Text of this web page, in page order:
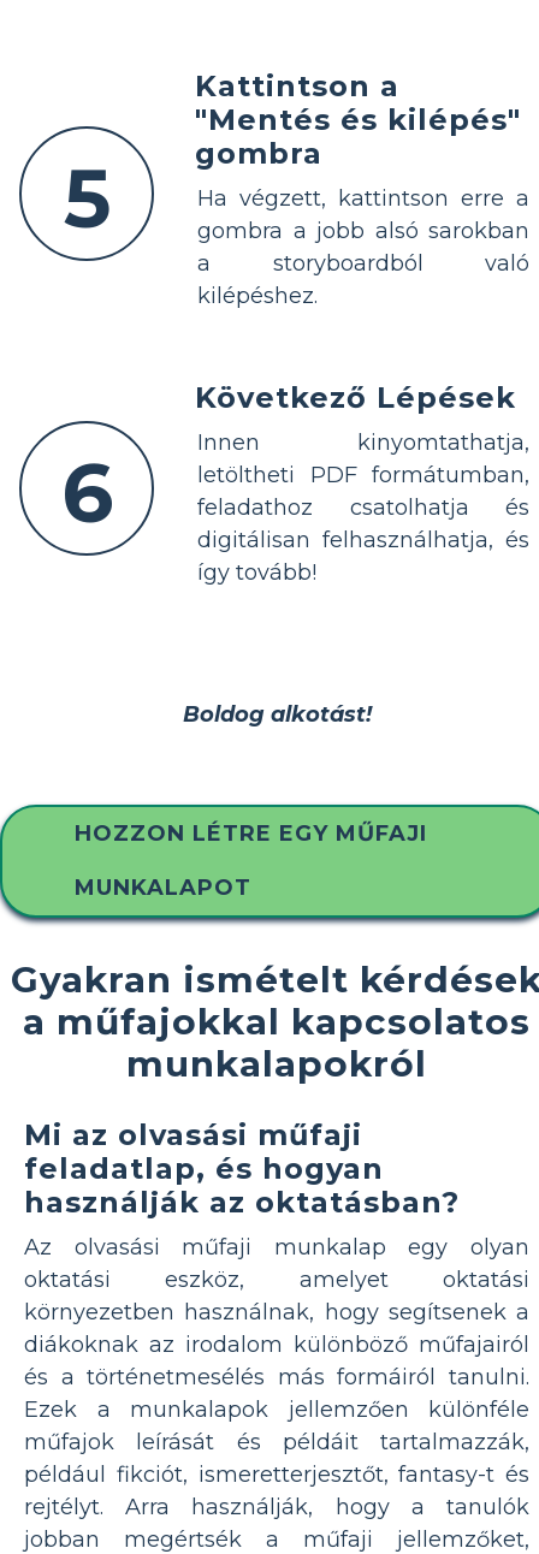
5
Kattintson a
"Mentés és kilépés"
gombra
Ha végzett, kattintson erre a
gombra a jobb alsó sarokban
a storyboardból való
kilépéshez.
6
Következő Lépések
Innen kinyomtathatja,
letöltheti PDF formátumban,
feladathoz csatolhatja és
digitálisan felhasználhatja, és
így tovább!
Boldog alkotást!
HOZZON LÉTRE EGY MŰFAJI
MUNKALAPOT
Gyakran ismételt
a műfajokkal kapcsolatos
munkalapokról
Mi az olvasási műfaji
feladatlap, és hogyan
használják az oktatásban?
Az olvasási műfaji munkalap egy olyan
oktatási eszköz, amelyet oktatási
környezetben használnak, hogy segítsenek a
diákoknak az irodalom különböző műfajairól
és a történetmesélés más formáiról tanulni.
Ezek a munkalapok jellemzően különféle
műfajok leírását és példáit tartalmazzák,
például fikciót, ismeretterjesztőt, fantasy-t és
rejtélyt. Arra használják, hogy a tanulók
jobban megértsék a műfaji jellemzőket,